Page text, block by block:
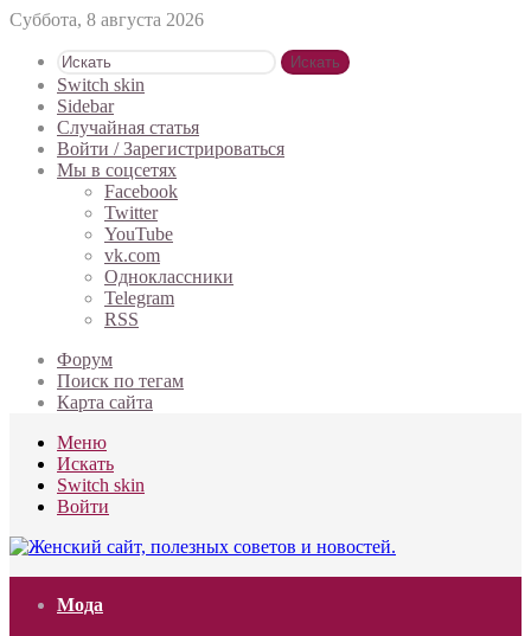
Суббота, 8 августа 2026
Искать
Switch skin
Sidebar
Случайная статья
Войти / Зарегистрироваться
Мы в соцсетях
Facebook
Twitter
YouTube
vk.com
Одноклассники
Telegram
RSS
Форум
Поиск по тегам
Карта сайта
Меню
Искать
Switch skin
Войти
Мода